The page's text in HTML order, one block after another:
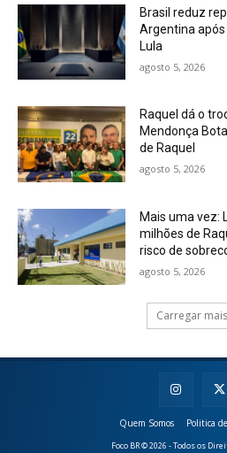
Brasil reduz
Argentina
Lula
agosto 5, 2026
Raquel dá o
Mendonça
de Raquel
agosto 5, 2026
Mais uma vez:
milhões de
risco de
agosto 5, 2026
Carregar mais
Quem Somos Politica
Foco BR © 2026 - Todos os